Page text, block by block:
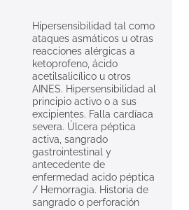
Hipersensibilidad tal como
ataques asmáticos u otras
reacciones alérgicas a
ketoprofeno, ácido
acetilsalicílico u otros
AINES. Hipersensibilidad al
principio activo o a sus
excipientes. Falla cardíaca
severa. Úlcera péptica
activa, sangrado
gastrointestinal y
antecedente de
enfermedad acido péptica
/ Hemorragia. Historia de
sangrado o perforación